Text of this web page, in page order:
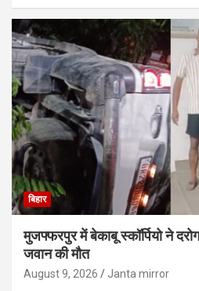
बिहार
मुजफ्फरपुर में बेकाबू स्कॉर्पियो ने
जवान की मौत
August 9, 2026 Janta mirror